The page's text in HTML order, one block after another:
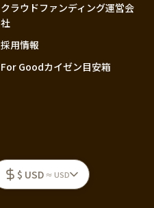
クラウドファンディング運営会
社
採用情報
For Goodカイゼン目安箱
$ USD ≈ USD